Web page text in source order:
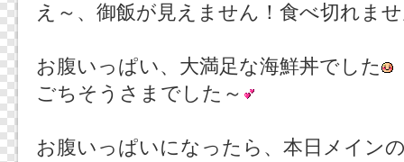
え～、御飯が見えません！食べ切れま
お腹いっぱい、大満足な海鮮丼でした
ごちそうさまでした～
お腹いっぱいになったら、本日メイン